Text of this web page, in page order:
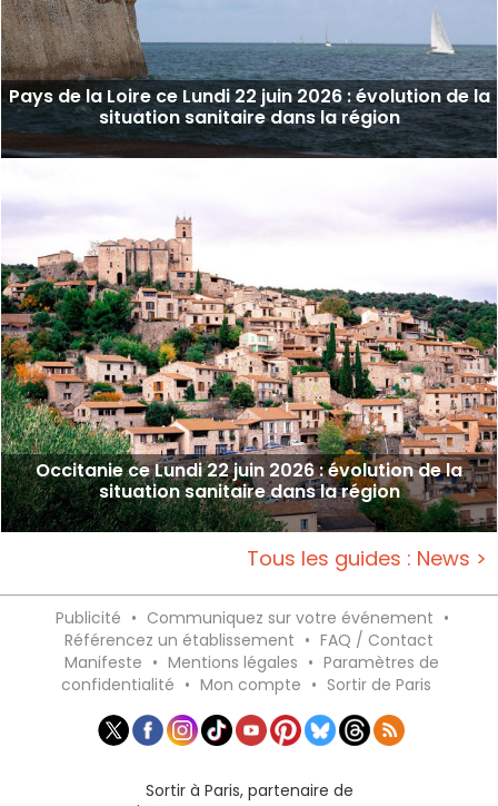
Pays de la Loire ce Lundi 22 juin 2026 : évolution de la
situation sanitaire dans la région
Occitanie ce Lundi 22 juin 2026 : évolution de la
situation sanitaire dans la région
Tous les guides : News >
Publicité • Communiquez sur votre événement •
Référencez un établissement • FAQ / Contact
Manifeste • Mentions légales • Paramètres de
confidentialité • Mon compte • Sortir de Paris
Sortir à Paris, partenaire de